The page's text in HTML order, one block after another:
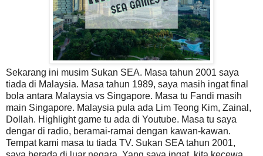
Sekarang ini musim Sukan SEA. Masa tahun 2001 saya
tiada di Malaysia. Masa tahun 1989, saya masih ingat final
bola antara Malaysia vs Singapore. Masa tu Fandi masih
main Singapore. Malaysia pula ada Lim Teong Kim, Zainal,
Dollah. Highlight game tu ada di Youtube. Masa tu saya
dengar di radio, beramai-ramai dengan kawan-kawan.
Tempat kami masa tu tiada TV. Sukan SEA tahun 2001,